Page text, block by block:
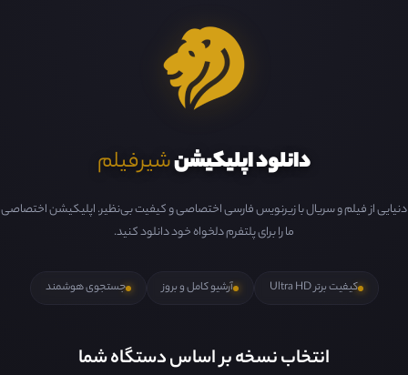
دانلود اپلیکیشنشیرفیلم
دنیایی از فیلم و سریال با زیرنویس فارسی اختصاصی و کیفیت بی‌نظیر. اپلیکیشن اختصاصی
ما را برای پلتفرم دلخواه خود دانلود کنید.
کیفیت برتر Ultra HD آرشیو کامل و بروز جستجوی هوشمند
انتخاب نسخه بر اساس دستگاه شما